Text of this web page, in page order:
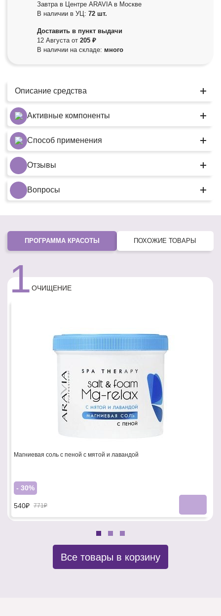
Завтра в Центре ARAVIA в Москве
В наличии в УЦ: 72 шт.
Доставить в пункт выдачи
12 Августа от 205 ₽
В наличии на складе: много
Описание средства
Активные компоненты
Способ применения
Отзывы
Вопросы
ПРОГРАММА КРАСОТЫ ПОХОЖИЕ ТОВАРЫ
1ОЧИЩЕНИЕ
Магниевая соль с пеной с мятой и лавандой
- 30%
540₽ 771₽
Все товары в корзину